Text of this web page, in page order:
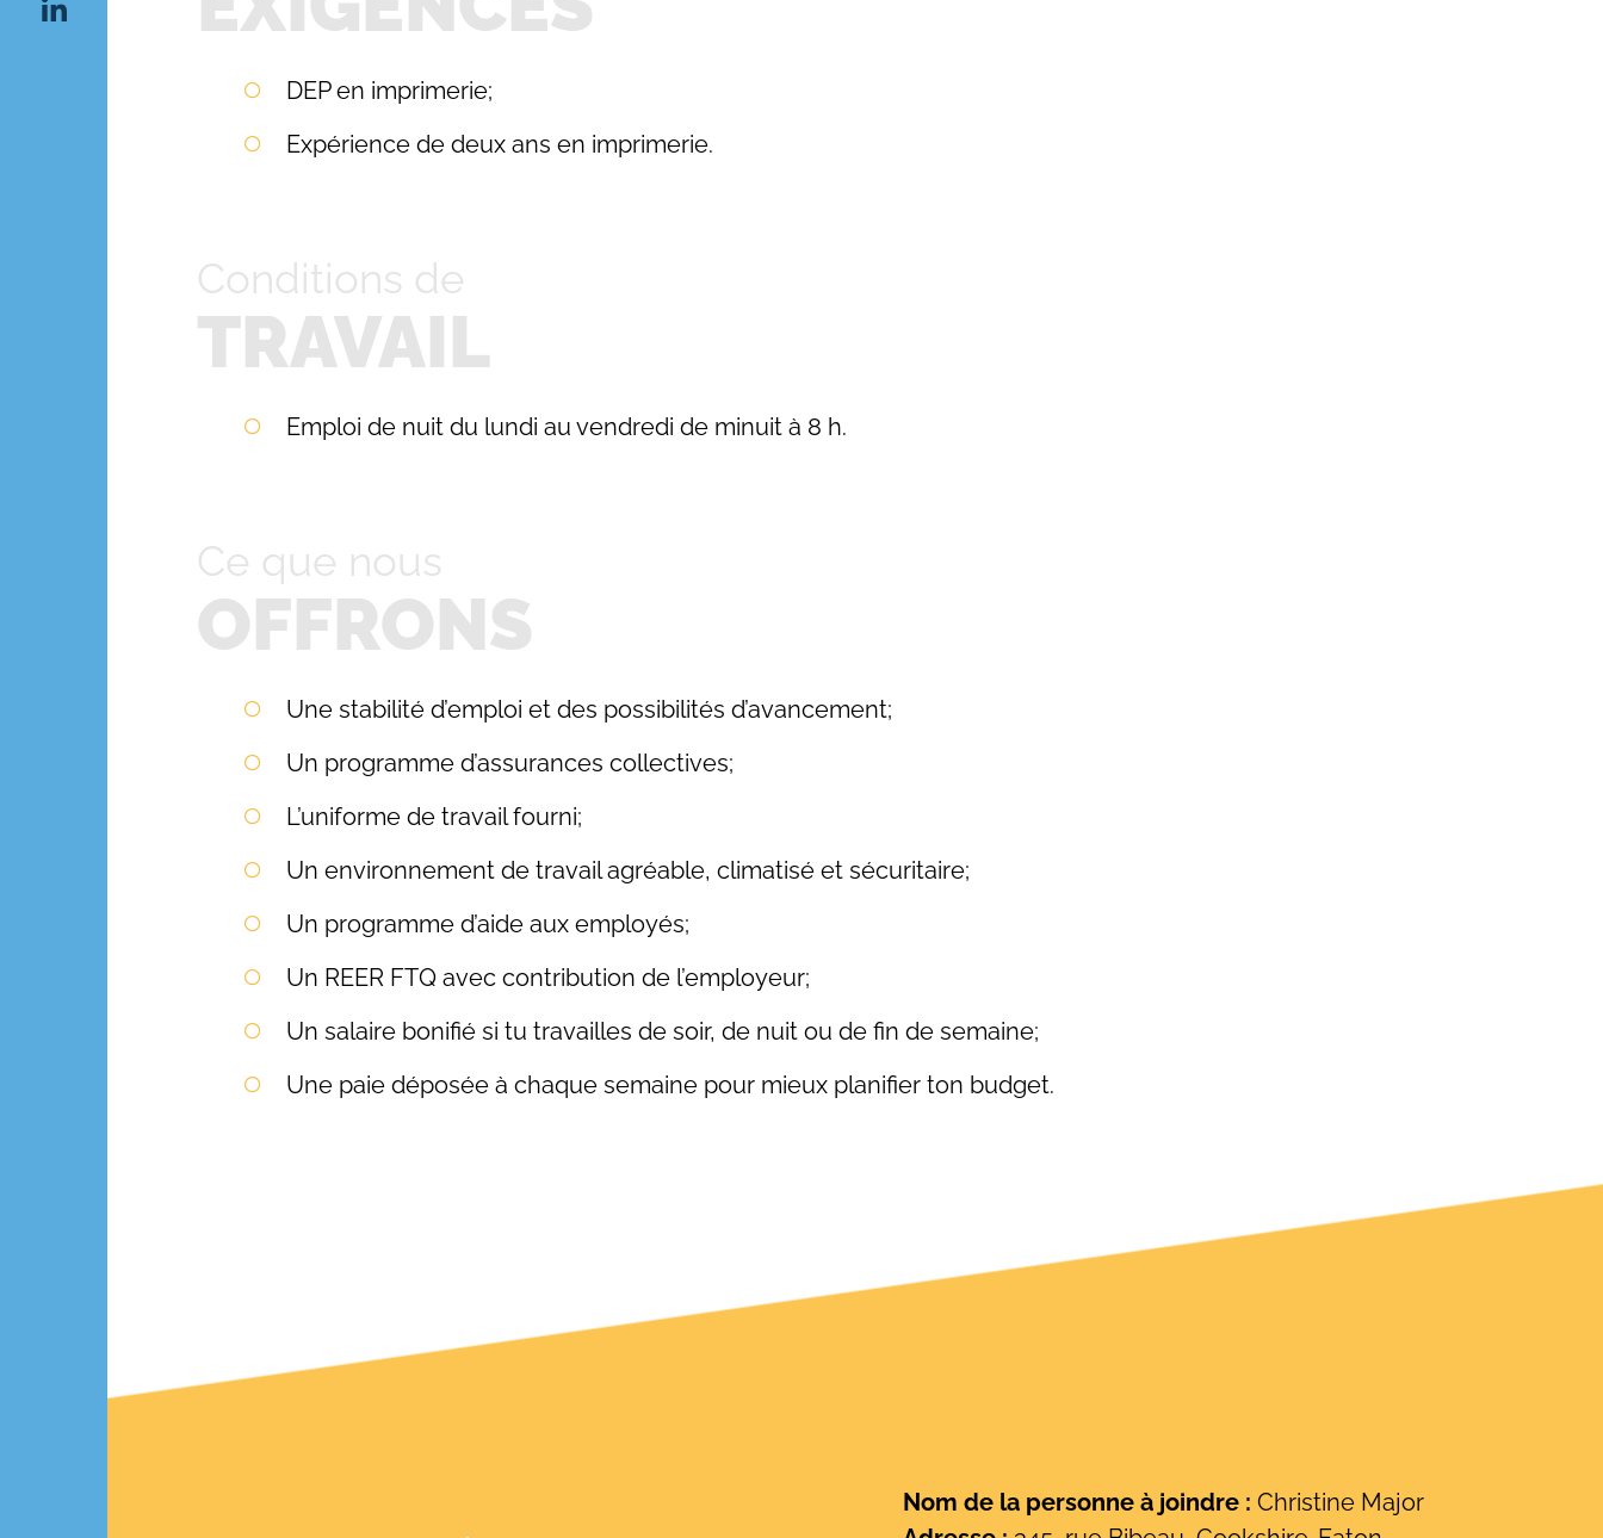
DEP en imprimerie;
Expérience de deux ans en imprimerie.
Conditions de
TRAVAIL
Emploi de nuit du lundi au vendredi de minuit à 8 h.
Ce que nous
OFFRONS
Une stabilité d’emploi et des possibilités d’avancement;
Un programme d’assurances collectives;
L’uniforme de travail fourni;
Un environnement de travail agréable, climatisé et sécuritaire;
Un programme d’aide aux employés;
Un REER FTQ avec contribution de l’employeur;
Un salaire bonifié si tu travailles de soir, de nuit ou de fin de semaine;
Une paie déposée à chaque semaine pour mieux planifier ton budget.
Nom de la personne à joindre : Christine Major